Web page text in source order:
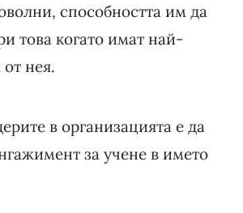
способността им да
това когато имат най-
нея.
в организацията е да
за учене в името